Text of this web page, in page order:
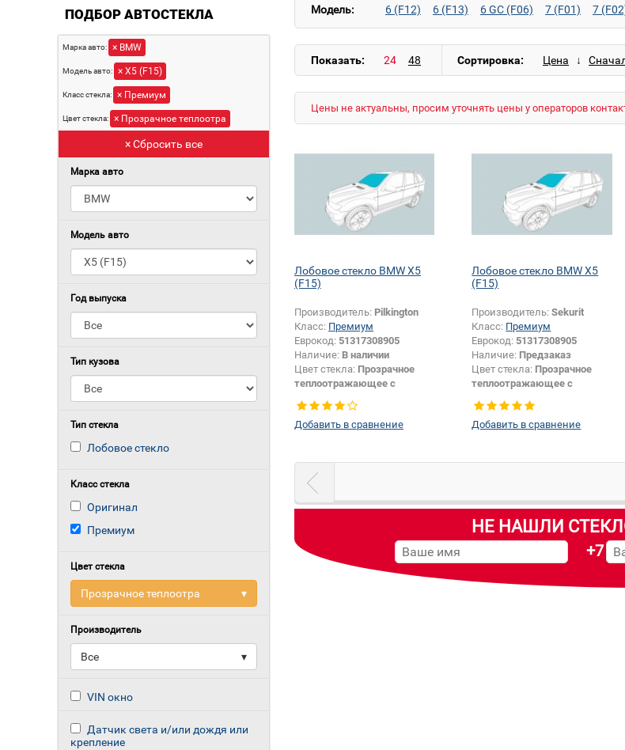
ПОДБОР АВТОСТЕКЛА
Марка авто: × BMW
Модель авто: × X5 (F15)
Класс стекла: × Премиум
Цвет стекла: × Прозрачное теплоотра
× Сбросить все
Марка авто
Модель авто
Год выпуска
Тип кузова
Тип стекла
Лобовое стекло
Класс стекла
Оригинал
Премиум
Цвет стекла
▾
Прозрачное теплоотра
Производитель
▾
Все
VIN окно
Датчик света и/или дождя или
крепление
Модель: 6 (F12) 6 (F13) 6 GC (F06) 7 (F01) 7
Показать: Сортировка:
Цены не актуальны, просим уточнять цены у операторов
Лобовое стекло BMW X5
(F15)
Производитель: Pilkington
Класс: Премиум
Еврокод: 51317308905
Наличие: В наличии
Цвет стекла: Прозрачное
теплоотражающее с
шумоизоляцией
Цвет полосы:
Тип кузова:Внедорожник
Добавить в сравнение
Лобовое стекло BMW X5
(F15)
Производитель:Sekurit
Класс: Премиум
Еврокод: 51317308905
Наличие: Предзаказ
Цвет стекла: Прозрачное
теплоотражающее с
шумоизоляцией
Цвет полосы:
Тип кузова:Внедорожник
Добавить в сравнение
НЕ НАШЛИ
+7